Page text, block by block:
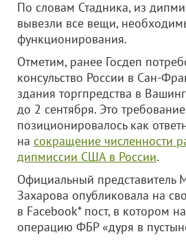
По словам Стадника, из
вывезли все вещи,
функционирования.
Отметим, ранее Госдеп
консульство России в Сан-
здания торгпредства в
до 2 сентября. Это требование
позиционировалось как
на сокращение численности
дипмиссии США в России.
Официальный
Захарова опубликовала на
в Facebook* пост, в котором
операцию ФБР «дуря в